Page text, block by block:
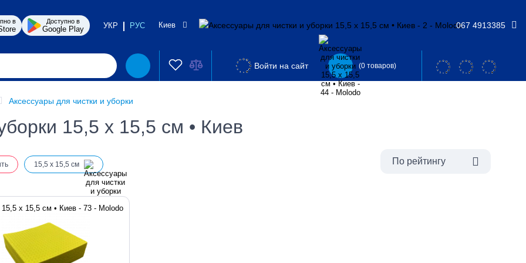
в Доступно в
Google Play УКР РУС Киев 067 4913385
Войти на сайт (0 товаров)
Аксессуары для чистки и уборки
15,5 х 15,5 см • Киев
По рейтингу
15,5 х 15,5 см